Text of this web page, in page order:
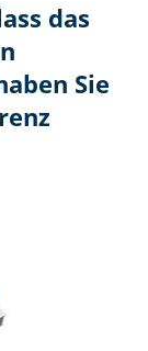
das
Sie